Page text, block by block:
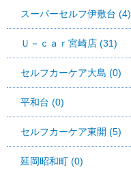
スーパーセルフ伊敷台 (4)
Ｕ－ｃａｒ宮崎店 (31)
セルフカーケア大島 (0)
平和台 (0)
セルフカーケア東開 (5)
延岡昭和町 (0)